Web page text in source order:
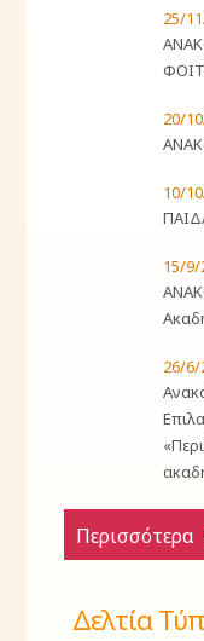
25/
20/
10/
15/9/
26/6/
Περισσότερα
Δελτία